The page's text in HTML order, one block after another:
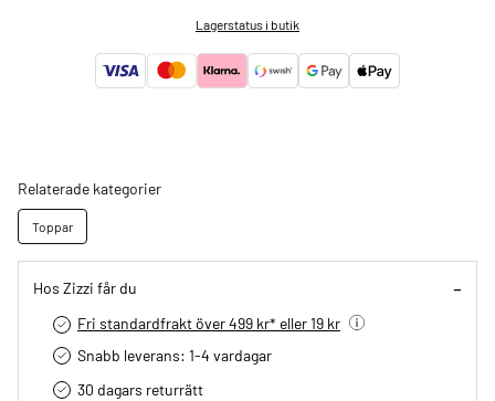
Lagerstatus i butik
Relaterade kategorier
Toppar
Hos Zizzi får du
Fri standardfrakt över 499 kr* eller 19 kr
Snabb leverans: 1-4 vardagar
30 dagars returrätt­